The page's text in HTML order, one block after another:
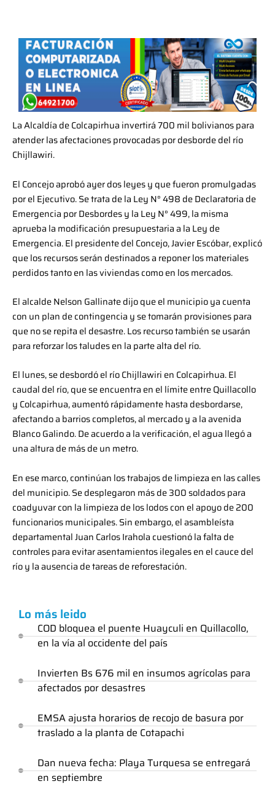
La Alcaldía de Colcapirhua invertirá 700 mil bolivianos para
atender las afectaciones provocadas por desborde del río
Chijllawiri.
El Concejo aprobó ayer dos leyes y que fueron promulgadas
por el Ejecutivo. Se trata de la Ley N° 498 de Declaratoria de
Emergencia por Desbordes y la Ley N° 499, la misma
aprueba la modificación presupuestaria a la Ley de
Emergencia. El presidente del Concejo, Javier Escóbar, explicó
que los recursos serán destinados a reponer los materiales
perdidos tanto en las viviendas como en los mercados.
El alcalde Nelson Gallinate dijo que el municipio ya cuenta
con un plan de contingencia y se tomarán provisiones para
que no se repita el desastre. Los recurso también se usarán
para reforzar los taludes en la parte alta del río.
El lunes, se desbordó el río Chijllawiri en Colcapirhua. El
caudal del río, que se encuentra en el límite entre Quillacollo
y Colcapirhua, aumentó rápidamente hasta desbordarse,
afectando a barrios completos, al mercado y a la avenida
Blanco Galindo. De acuerdo a la verificación, el agua llegó a
una altura de más de un metro.
En ese marco, continúan los trabajos de limpieza en las calles
del municipio. Se desplegaron más de 300 soldados para
coadyuvar con la limpieza de los lodos con el apoyo de 200
funcionarios municipales. Sin embargo, el asambleísta
departamental Juan Carlos Irahola cuestionó la falta de
controles para evitar asentamientos ilegales en el cauce del
río y la ausencia de tareas de reforestación.
Lo más leido
COD bloquea el puente Huayculi en Quillacollo,
en la vía al occidente del país
Invierten Bs 676 mil en insumos agrícolas para
afectados por desastres
EMSA ajusta horarios de recojo de basura por
traslado a la planta de Cotapachi
Dan nueva fecha: Playa Turquesa se entregará
en septiembre